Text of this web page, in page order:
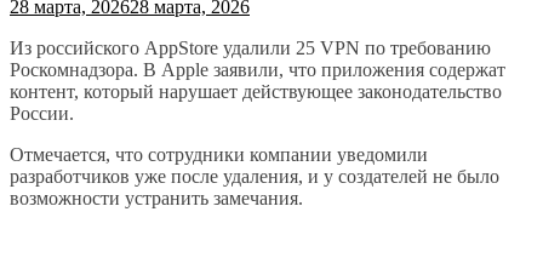
28 марта, 202628 марта, 2026
Из российского AppStore удалили 25 VPN по требованию
Роскомнадзора. В Apple заявили, что приложения содержат
контент, который нарушает действующее законодательство
России.
Отмечается, что сотрудники компании уведомили
разработчиков уже после удаления, и у создателей не было
возможности устранить замечания.